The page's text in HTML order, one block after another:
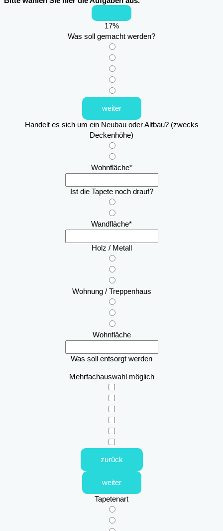
17%
Was soll gemacht werden?
weiter
Handelt es sich um ein Neubau oder Altbau? (zwecks
Deckenhöhe)
Wohnfläche*
Ist die Tapete noch drauf?
Wandfläche*
Holz / Metall
Wohnung / Treppenhaus
Wohnfläche
Was soll entsorgt werden
Mehrfachauswahl möglich
zurück
weiter
Tapetenart